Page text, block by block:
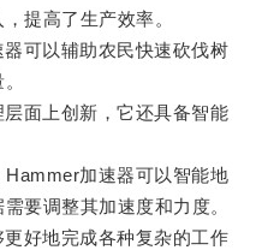
提高了生产效率。
可以辅助农民快速砍伐树
面上创新，它还具备智能
加速器可以智能地
要调整其加速度和力度。
好地完成各种复杂的工作